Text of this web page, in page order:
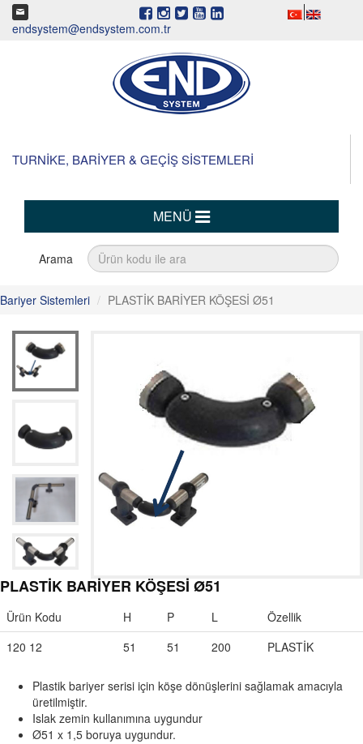
endsystem@endsystem.com.tr
TURNİKE, BARİYER & GEÇİŞ SİSTEMLERİ
MENÜ
Arama
Bariyer Sistemleri PLASTİK BARİYER KÖŞESİ Ø51
PLASTİK BARİYER KÖŞESİ Ø51
Ürün Kodu H P L
Özellik
120 12
51 51 200 PLASTİK
Plastik bariyer serisi için köşe dönüşlerini sağlamak amacıyla
üretilmiştir.
Islak zemin kullanımına uygundur
Ø51 x 1,5 boruya uygundur.